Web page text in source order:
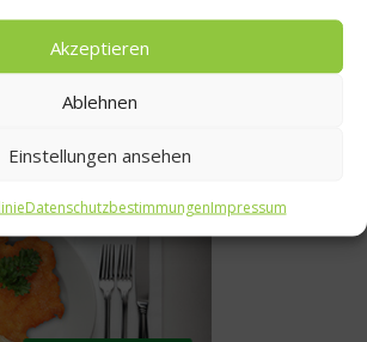
Akzeptieren
Ablehnen
Einstellungen ansehen
DatenschutzbestimmungenImpressum